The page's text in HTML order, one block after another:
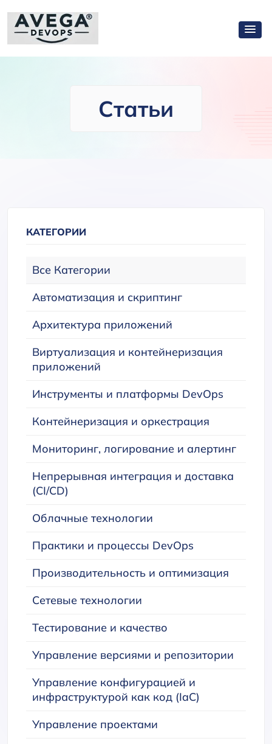
Статьи
КАТЕГОРИИ
Все Категории
Автоматизация и скриптинг
Архитектура приложений
Виртуализация и контейнеризация
приложений
Инструменты и платформы DevOps
Контейнеризация и оркестрация
Мониторинг, логирование и алертинг
Непрерывная интеграция и доставка
(CI/CD)
Облачные технологии
Практики и процессы DevOps
Производительность и оптимизация
Сетевые технологии
Тестирование и качество
Управление версиями и репозитории
Управление конфигурацией и
инфраструктурой как код (IaC)
Управление проектами